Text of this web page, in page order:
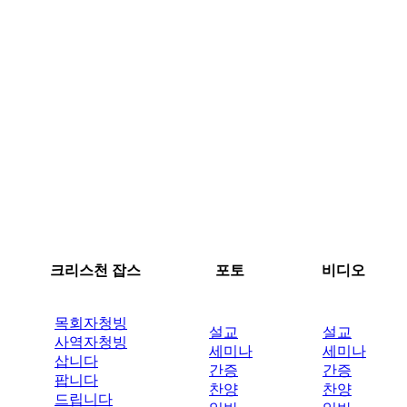
크리스천 잡스 포토 비디오
목회자청빙
사역자청빙
삽니다
팝니다
드립니다
설교
세미나
간증
찬양
설교
세미나
간증
찬양